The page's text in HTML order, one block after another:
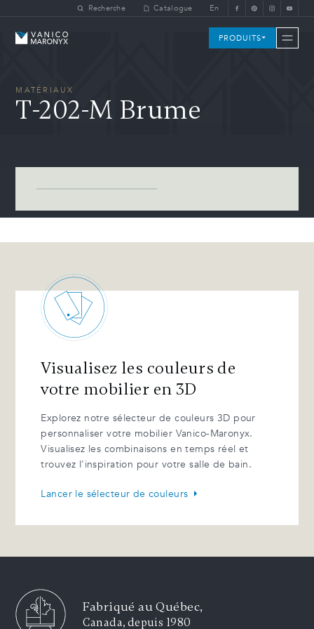
Skip to main contentRecherche Catalogue En
Vanico-Maronyx PRODUITS
MATÉRIAUX
T-202-M Brume
Visualisez les couleurs de
votre mobilier en 3D
Explorez notre sélecteur de couleurs 3D pour
personnaliser votre mobilier Vanico-Maronyx.
Visualisez les combinaisons en temps réel et
trouvez l'inspiration pour votre salle de bain.
Lancer le sélecteur de couleurs
Fabriqué au Québec,
Canada, depuis 1980